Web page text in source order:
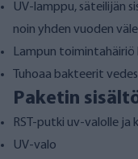
UV-lamppu, säteilijän
noin yhden vuoden
Lampun toimintahäiriö
Tuhoaa bakteerit
Paketin
RST-putki uv-valolle ja
UV-valo